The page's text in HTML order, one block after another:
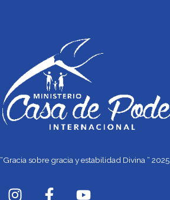
“Gracia sobre gracia y estabilidad Divina “ 2025
I
F
Y